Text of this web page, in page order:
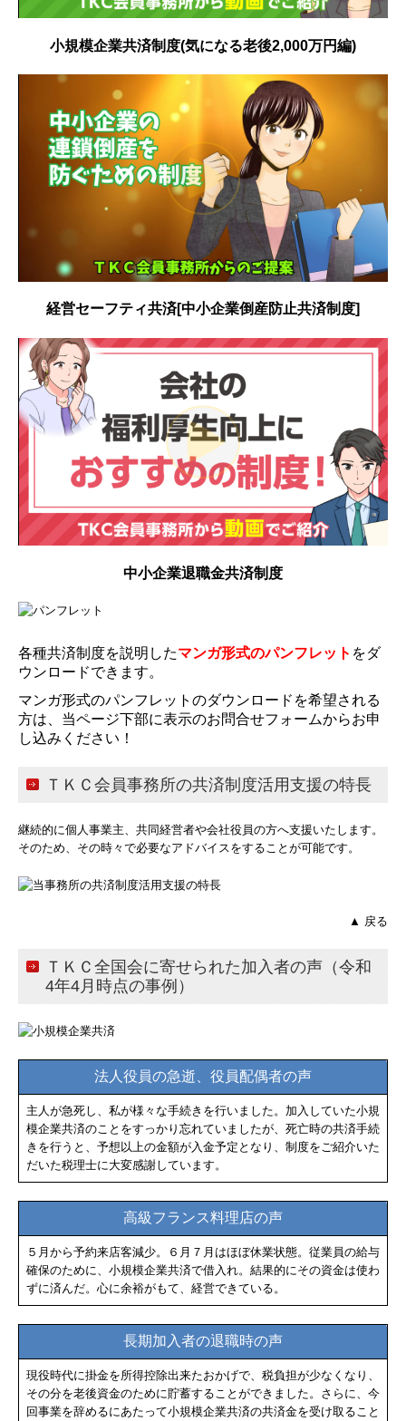
小規模企業共済制度(気になる老後2,000万円編)
経営セーフティ共済[中小企業倒産防止共済制度]
中小企業退職金共済制度
各種共済制度を説明したマンガ形式のパンフレット をダ
ウンロードできます。
マンガ形式のパンフレットのダウンロードを希望される
方は、当ページ下部に表示のお問合せフォームからお申
し込みください！
ＴＫＣ会員事務所の共済制度活用支援の特長
継続的に個人事業主、共同経営者や会社役員の方へ支援いたします。
そのため、その時々で必要なアドバイスをすることが可能です。
▲ 戻る
ＴＫＣ全国会に寄せられた加入者の声（令和
4年4月時点の事例）
法人役員の急逝、役員配偶者の声
主人が急死し、私が様々な手続きを行いました。加入していた小規
模企業共済のことをすっかり忘れていましたが、死亡時の共済手続
きを行うと、予想以上の金額が入金予定となり、制度をご紹介いた
だいた税理士に大変感謝しています。
高級フランス料理店の声
５月から予約来店客減少。６月７月はほぼ休業状態。従業員の給与
確保のために、小規模企業共済で借入れ。結果的にその資金は使わ
ずに済んだ。心に余裕がもて、経営できている。
長期加入者の退職時の声
現役時代に掛金を所得控除出来たおかげで、税負担が少なくなり、
その分を老後資金のために貯蓄することができました。さらに、今
回事業を辞めるにあたって小規模企業共済の共済金を受け取ること